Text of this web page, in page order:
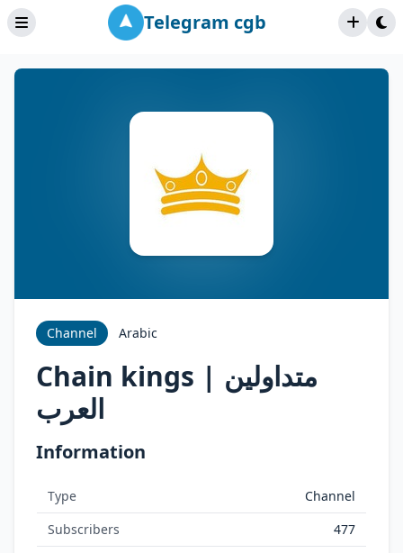
Telegram cgb
Channel Arabic
Chain kings | متداولين
العرب
Information
Type
Channel
Subscribers
477